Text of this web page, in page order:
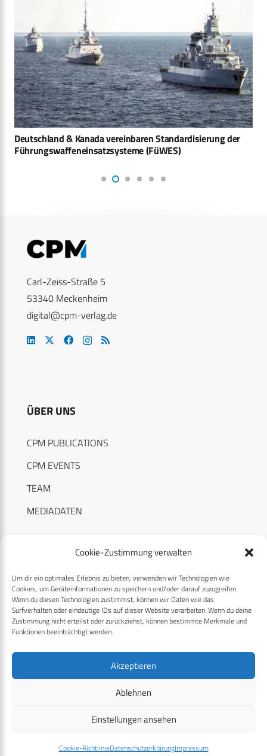
Cookie-Zustimmung verwalten
Um dir ein optimales Erlebnis zu bieten, verwenden wir Technologien wie
Cookies, um Geräteinformationen zu speichern und/oder darauf zuzugreifen.
Wenn du diesen Technologien zustimmst, können wir Daten wie das
Surfverhalten oder eindeutige IDs auf dieser Website verarbeiten. Wenn du deine
Zustimmung nicht erteilst oder zurückziehst, können bestimmte Merkmale und
Funktionen beeinträchtigt werden.
Akzeptieren
Ablehnen
Einstellungen ansehen
Cookie-RichtlinieDatenschutzerklärungImpressum
Deutschland & Kanada vereinbaren Standardisierung der
Führungswaffeneinsatzsysteme (FüWES)
Carl-Zeiss-Straße 5
53340 Meckenheim
digital@cpm-verlag.de
ÜBER UNS
CPM PUBLICATIONS
CPM EVENTS
TEAM
MEDIADATEN
RECHTLICHES
Datenschutzerklärung
Cookie-Richtlinie (EU)
© 2026 CPM GmbH – Alle Rechte vorbehalten